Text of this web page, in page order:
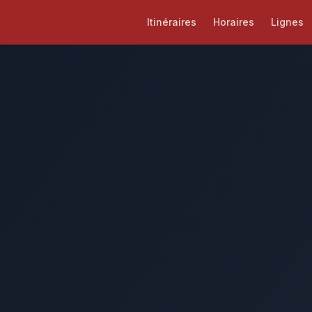
Itinéraires Horaires Lignes